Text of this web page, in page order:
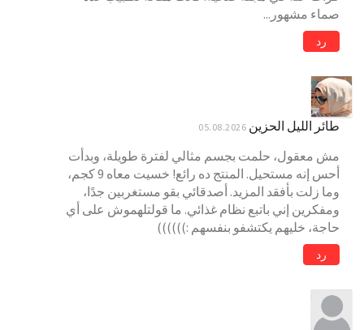
صماء مشهور...
رد
طائر الليل الحزين 05.08.2026
مش معقول، حلمت بجسم مثالي لفترة طويلة، وبدأت
أحس إنه مستحيل. المنتج ده رائع! خسيت معاه 9 كجم،
وما زلت بأفقد المزيد. أصدقائي بقو مستغربين جدًا،
ومفكرين إني باتبع نظام غذائي. ما قولتلهموش على أي
حاجة، خليهم يكتشفو بنفسهم :))))))
رد